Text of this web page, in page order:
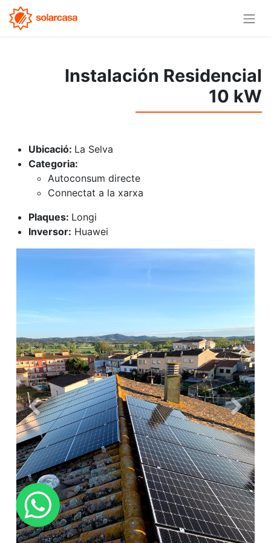
Instalación Residencial
10 kW
Ubicació: La Selva
Categoria:
Autoconsum directe
Connectat a la xarxa
Plaques: Longi
Inversor: Huawei
Anterior